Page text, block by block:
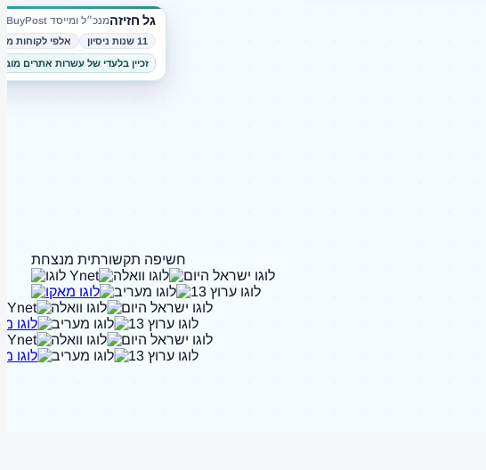
גל חזיזהמנכ״ל ומייסד BuyPost
11 שנות ניסיון
אלפי לקוחות
זכיין בלעדי של עשרות אתרים
חשיפה תקשורתית מנצחת